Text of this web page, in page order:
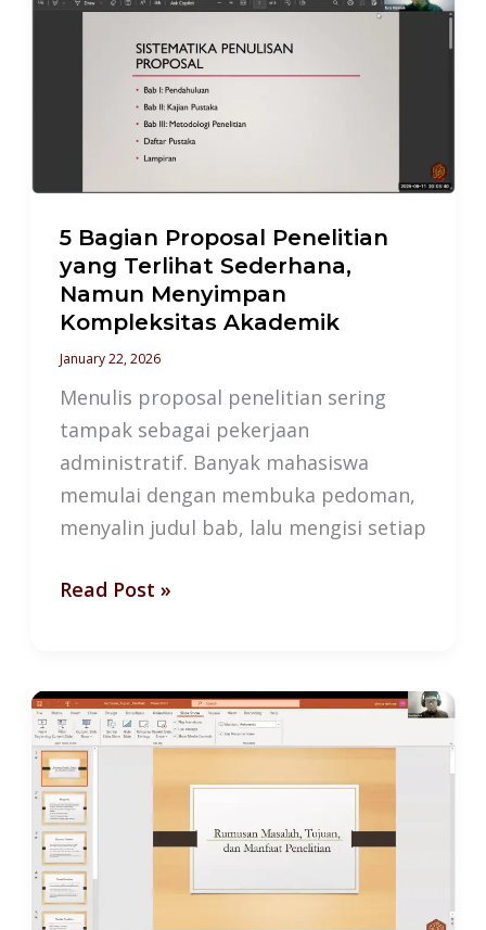
5 Bagian Proposal Penelitian
yang Terlihat Sederhana,
Namun Menyimpan
Kompleksitas Akademik
January 22, 2026
Menulis proposal penelitian sering
tampak sebagai pekerjaan
administratif. Banyak mahasiswa
memulai dengan membuka pedoman,
menyalin judul bab, lalu mengisi setiap
Bagian
Proposal
Penelitian
Menyimpan
Kompleksitas
Akademik
Read Post »
Rumusan
Masalah:
Penentu
Nasib
Riset
Akademik